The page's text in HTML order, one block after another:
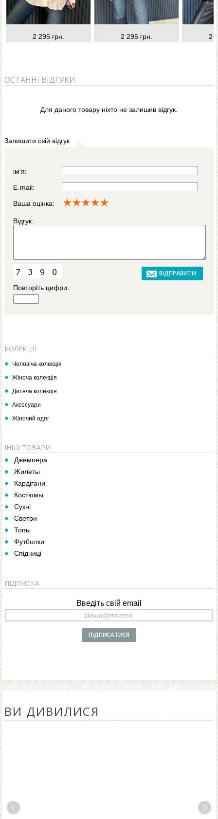
2 295 грн. 2 295 грн. 2
ОСТАННІ ВІДГУКИ
Для даного товару ніхто не залишив відгук.
Залишити свій відгук
ім'я:
E-mail:
Ваша оцінка:
Відгук:
Повторіть цифри:
КОЛЕКЦІЇ
Чоловіча колекція
Жіноча колекція
Дитяча колекція
Аксесуари
Жіночий одяг
ІНШІ ТОВАРИ
Джемпера
Жилеты
Кардігани
Костюмы
Сукні
Светри
Топы
Футболки
Спідниці
ПІДПИСКА
Введіть свій email
ВИ ДИВИЛИСЯ